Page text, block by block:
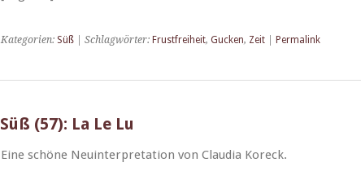
Kategorien: Süß| Schlagwörter: Frustfreiheit, Gucken, Zeit| Permalink
Süß (57): La Le Lu
Eine schöne Neuin­ter­pre­ta­tion von Clau­dia Koreck.